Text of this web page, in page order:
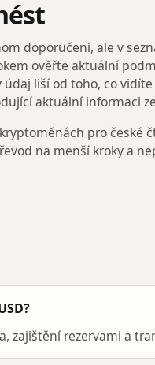
doporučení, ale v
ověřte aktuální
liší od toho, co
aktuální informaci
pro české
na menší kroky a
zajištění rezervami a